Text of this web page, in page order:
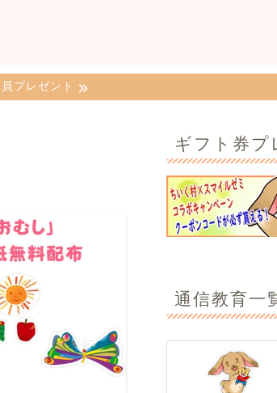
プレゼント
ギフト券プ
通信教育一